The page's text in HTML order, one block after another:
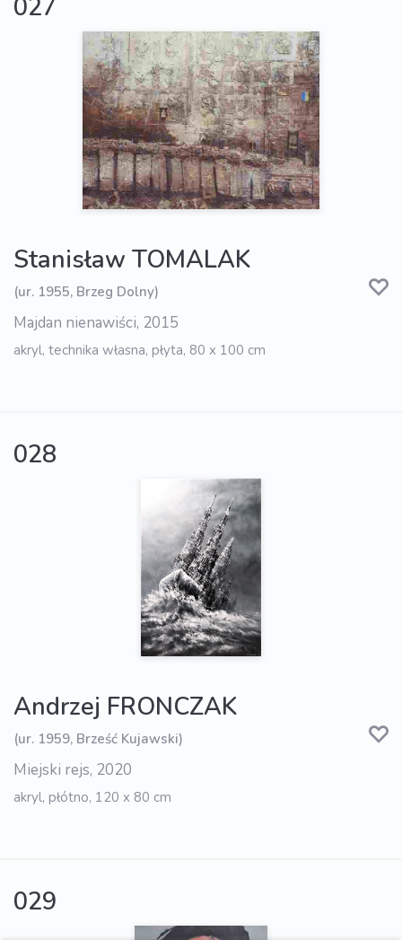
027
Stanisław TOMALAK
(ur. 1955, Brzeg Dolny)
Majdan nienawiści, 2015
akryl, technika własna, płyta, 80 x 100 cm
028
Andrzej FRONCZAK
(ur. 1959, Brześć Kujawski)
Miejski rejs, 2020
akryl, płótno, 120 x 80 cm
029